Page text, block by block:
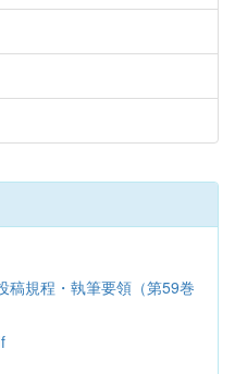
稿規程・執筆要領（第59巻